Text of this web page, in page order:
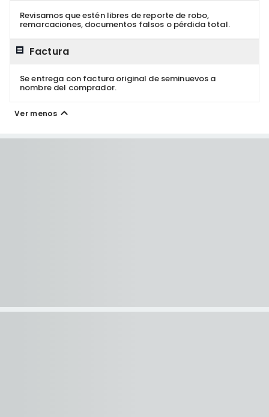
Revisamos que estén libres de reporte de robo,
remarcaciones, documentos falsos o pérdida total.
Factura
Se entrega con factura original de seminuevos a
nombre del comprador.
Ver menos